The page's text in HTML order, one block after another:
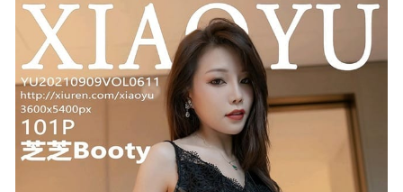
霜月shimo – NO.118 霜月的秘密辦公室 Shimo’ Secret Office
[125P-152MB]V
2025-09-11
[Xiuren秀人网]2023.05.06 NO.6687 吴雪瑶[65+1P／508MB]